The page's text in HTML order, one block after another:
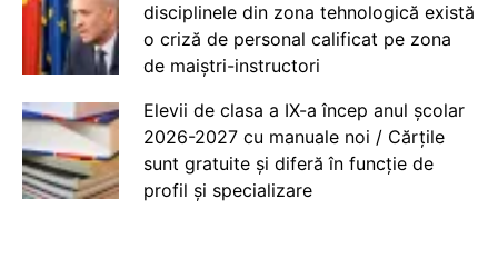
disciplinele din zona tehnologică există
o criză de personal calificat pe zona
de maiștri-instructori
Elevii de clasa a IX-a încep anul școlar
2026-2027 cu manuale noi / Cărțile
sunt gratuite și diferă în funcție de
profil și specializare